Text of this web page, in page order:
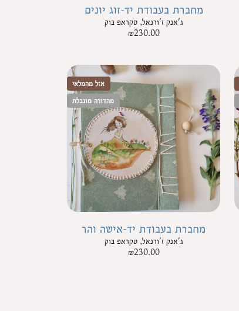
מחברת בעבודת יד-זוג יונים
ג'אנק ז'ורנאל, סקראפ בוק
₪230.00
אזל מהמלאי
מהדורה מוגבלת
מחברת בעבודת יד-אישה והר
ג'אנק ז'ורנאל, סקראפ בוק
₪230.00